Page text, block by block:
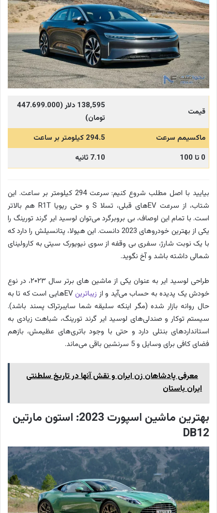
قیمت
138,595 دلار (447.699.000
تومان)
ماکسیمم سرعت
294.5 کیلومتر بر ساعت
0 تا 100
7.10 ثانیه
بیایید با اصل مطلب شروع کنیم: سرعت 294 کیلومتر بر ساعت. این
شتاب، از سرعت EVهای قبلی، تسلا S و حتی ریویا R1T هم بالاتر
است. با تمام این اوصاف، بی بروبرگرد می‌توان لوسید ایر گرند تورینگ را
یکی از بهترین خودروهای 2023 دانست. این هیولا، پتانسیلش را دارد که
با یک نوبت شارژ، سفری بی وقفه از سوی نیویورک سیتی به کارولینای
شمالی داشته باشد و آخ نگوید.
طراحی لوسید ایر به عنوان یکی از ماشین های برتر سال ۲۰۲۳، در نوع
خودش یک پدیده به حساب می‌آید و از زیباترین
EVهایی است که تا به
حال روانه بازار شده (مگر اینکه سلیقه شما سایبرتراک پسند باشد).
سیستم توکار و صندلی‌های لوسید ایر گرند تورینگ، شباهت زیادی به
استانداردهای بنتلی دارد و حتی با وجود باتری‌های عظیمش، بازهم
فضای کافی برای وسایل و 5 سرنشین باقی می‌ماند.
معرفی پادشاهان زن ایران و نقش آنها در تاریخ سلطنتی
ایران باستان
بهترین ماشین اسپورت 2023: استون مارتین
DB12